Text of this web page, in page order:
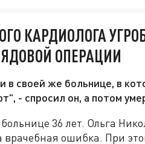
КАРДИОЛОГА
ОПЕРАЦИИ
в своей же больнице, в
- спросил он, а потом
36 лет. Ольга
врачебная ошибка. При